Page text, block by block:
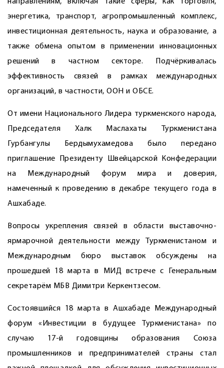
энергетика, транспорт, агропромышленный комплекс,
инвестиционная деятельность, наука и образование, а
также обмена опытом в применении инновационных
решений в частном секторе. Подчёркивалась
эффективность связей в рамках международных
организаций, в частности, ООН и ОБСЕ.
От имени Национального Лидера туркменского народа,
Председателя Халк Маслахаты Туркменистана
Гурбангулы Бердымухамедова было передано
приглашение Президенту Швейцарской Конфедерации
на Международный форум мира и доверия,
намеченный к проведению в декабре текущего года в
Ашхабаде.
Вопросы укрепления связей в области выставочно-
ярмарочной деятельности между Туркменистаном и
Международным бюро выставок обсуждены на
прошедшей 18 марта в МИД встрече с Генеральным
секретарём МБВ Димитри Керкентзесом.
Состоявшийся 18 марта в Ашхабаде Международный
форум «Инвестиции в будущее Туркменистана» по
случаю 17-й годовщины образования Союза
промышленников и предпринимателей страны стал